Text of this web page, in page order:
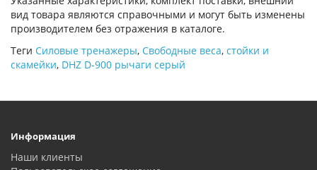
вид товара являются справочными и могут быть изменены
производителем без отражения в каталоге.
Теги Силовые тренажеры, Свободные веса, стойки и
скамейки, DHZ D-900 рычаги серый
Информация
Наши клиенты